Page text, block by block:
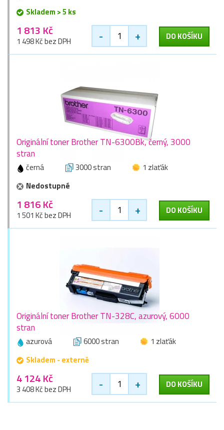
Skladem > 5 ks
1 813 Kč
1 498 Kč bez DPH - + DO KOŠÍKU
Originální toner Brother TN-6300Bk, černý, 3000
stran
černá 3000 stran
1 zlaťák
Nedostupné
1 816 Kč
1 501 Kč bez DPH - + DO KOŠÍKU
Originální toner Brother TN-328C, azurový, 6000
stran
azurová 6000 stran
1 zlaťák
Skladem - externě
4 124 Kč
3 408 Kč bez DPH - + DO KOŠÍKU